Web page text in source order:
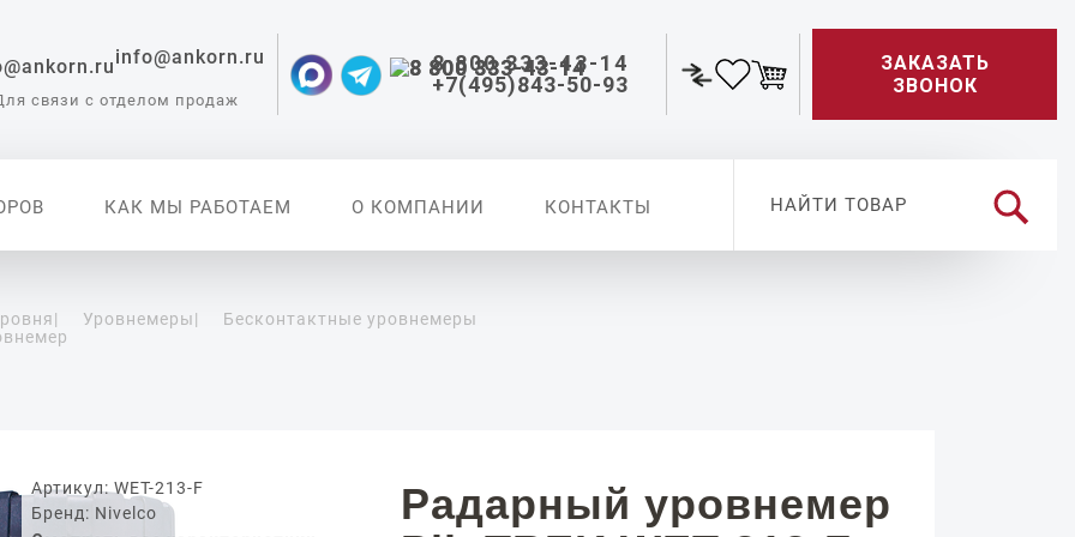
info@ankorn.ru
связи с отделом продаж
8 800 333-43-14
+7(495)843-50-93
ЗАКАЗАТЬ
ЗВОНОК
КАК МЫ РАБОТАЕМ О КОМПАНИИ КОНТАКТЫ
для
| Уровнемеры|
Бесконтактные уровнемеры
Артикул: WET-213-F
Бренд: Nivelco
Радарный уровнемер